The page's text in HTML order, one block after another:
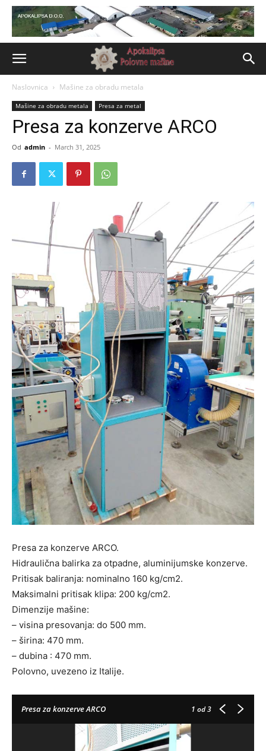
Naslovnica Mašine za obradu metala
Mašine za obradu metala Presa za metal
Presa za konzerve ARCO
Od admin - March 31, 2025
Presa za konzerve ARCO.
Hidraulična balirka za otpadne, aluminijumske konzerve.
Pritisak baliranja: nominalno 160 kg/cm2.
Maksimalni pritisak klipa: 200 kg/cm2.
Dimenzije mašine:
– visina presovanja: do 500 mm.
– širina: 470 mm.
– dubina : 470 mm.
Polovno, uvezeno iz Italije.
Presa za konzerve ARCO 1 od 3